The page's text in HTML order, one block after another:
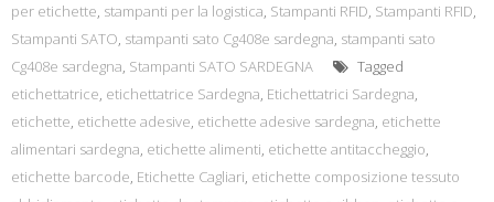
per etichette, stampanti per la logistica, Stampanti RFID, Stampanti RFID,
Stampanti SATO, stampanti sato Cg408e sardegna, stampanti sato
Cg408e sardegna, Stampanti SATO SARDEGNA
Tagged
etichettatrice, etichettatrice Sardegna, Etichettatrici Sardegna,
etichette, etichette adesive, etichette adesive sardegna, etichette
alimentari sardegna, etichette alimenti, etichette antitaccheggio,
etichette barcode, Etichette Cagliari, etichette composizione tessuto